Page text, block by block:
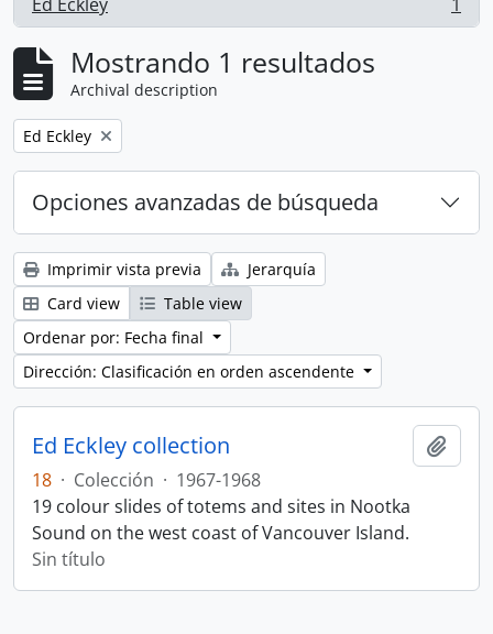
, 1 resultados
Mostrando 1 resultados
Archival description
Remove filter:
Ed Eckley
Opciones avanzadas de búsqueda
Imprimir vista previa
Jerarquía
Card view
Table view
Ordenar por: Fecha final
Dirección: Clasificación en orden ascendente
Ed Eckley collection
18 · Colección · 1967-1968
19 colour slides of totems and sites in Nootka
Sound on the west coast of Vancouver Island.
Sin título